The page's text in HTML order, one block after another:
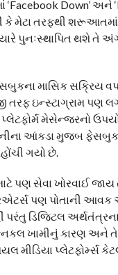
Down’ અને
મેટા તરફથી
થશે તે અંગે
માસિક
તરફ ઇન્સ્ટાગ્રામ
પ્લેટફોર્મ મેસેન્જરનો
આંકડા મુજબ
ગયો છે.
પણ સેવા ખોરવાઈ
પણ પોતાની આવક
ડિજિટલ
ખામીનું કારણ
મીડિયા પ્લેટફોર્મ્સ